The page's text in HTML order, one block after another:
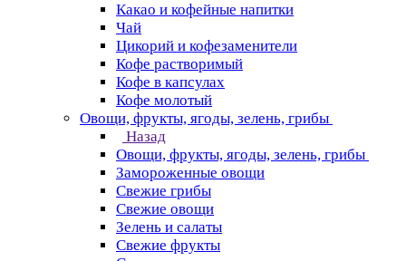
Какао и кофейные напитки
Чай
Цикорий и кофезаменители
Кофе растворимый
Кофе в капсулах
Кофе молотый
Овощи, фрукты, ягоды, зелень, грибы
Назад
Овощи, фрукты, ягоды, зелень, грибы
Замороженные овощи
Свежие грибы
Свежие овощи
Зелень и салаты
Свежие фрукты